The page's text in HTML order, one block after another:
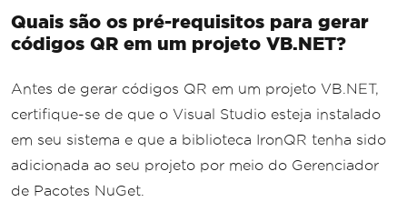
Quais são os pré-requisitos para gerar
códigos QR em um projeto VB.NET?
Antes de gerar códigos QR em um projeto VB.NET,
certifique-se de que o Visual Studio esteja instalado
em seu sistema e que a biblioteca IronQR tenha sido
adicionada ao seu projeto por meio do Gerenciador
de Pacotes NuGet.